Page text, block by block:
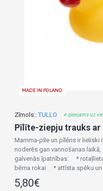
MADE IN POLAND
Zīmols:: TULLO ✔ pieejams uz
Pīlīte-ziepju trauks ar
Mamma-pīle un pīlēns ir lieliski
noderēs gan vannošanas
galvenās īpatnības: *
bērna rokai * attīsta spēku un
5,80€